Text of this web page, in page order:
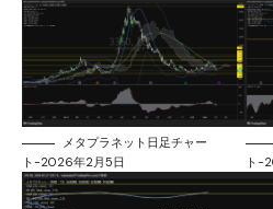
メタプラネット日足チャー
ト-2026年2月5日
ト-